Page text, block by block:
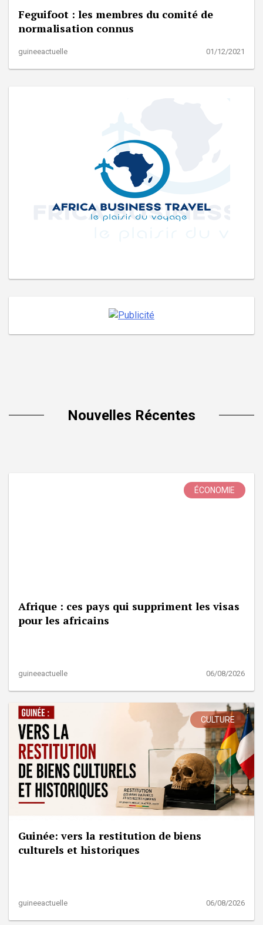
Feguifoot : les membres du comité de
normalisation connus
guineeactuelle 01/12/2021
Nouvelles Récentes
ÉCONOMIE
Afrique : ces pays qui suppriment les visas
pour les africains
guineeactuelle 06/08/2026
CULTURE
Guinée: vers la restitution de biens
culturels et historiques
guineeactuelle 06/08/2026